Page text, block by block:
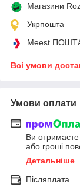
Магазини
Укрпошта
Meest
Всі умови
Умови оплати
Ви
або гроші
Детальніше
Післяплата